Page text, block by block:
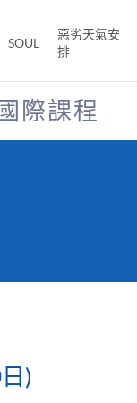
SOUL
惡劣天氣安
排
際課程
)